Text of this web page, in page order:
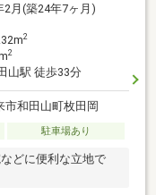
2月(築24年7ヶ月)
2
2
山駅 徒歩33分
市和田山町枚田岡
駐車場あり
どに便利な立地で